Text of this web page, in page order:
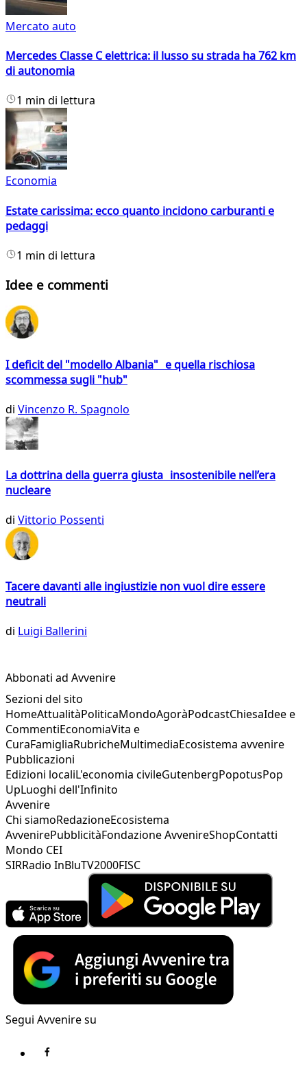
Mercato auto
Mercedes Classe C elettrica: il lusso su strada ha 762 km
di autonomia
1 min di lettura
Economia
Estate carissima: ecco quanto incidono carburanti e
pedaggi
1 min di lettura
Idee e commenti
I deficit del "modello Albania" e quella rischiosa
scommessa sugli "hub"
di Vincenzo R. Spagnolo
La dottrina della guerra giusta insostenibile nell’era
nucleare
di Vittorio Possenti
Tacere davanti alle ingiustizie non vuol dire essere
neutrali
di Luigi Ballerini
Abbonati ad Avvenire
Sezioni del sito
HomeAttualitàPoliticaMondoAgoràPodcastChiesaIdee e
CommentiEconomiaVita e
CuraFamigliaRubricheMultimediaEcosistema avvenire
Pubblicazioni
Edizioni localiL'economia civileGutenbergPopotusPop
UpLuoghi dell'Infinito
Avvenire
Chi siamoRedazioneEcosistema
AvvenirePubblicitàFondazione AvvenireShopContatti
Mondo CEI
SIRRadio InBluTV2000FISC
Segui Avvenire su